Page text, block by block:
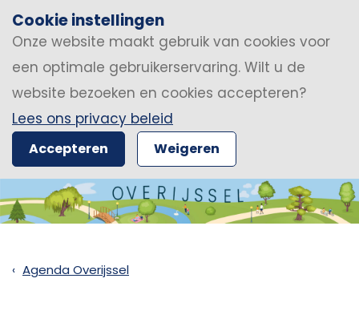
Cookie instellingen
Onze website maakt gebruik van cookies voor
een optimale gebruikerservaring. Wilt u de
website bezoeken en cookies accepteren?
Lees ons privacy beleid
Accepteren Weigeren
Agenda Overijssel